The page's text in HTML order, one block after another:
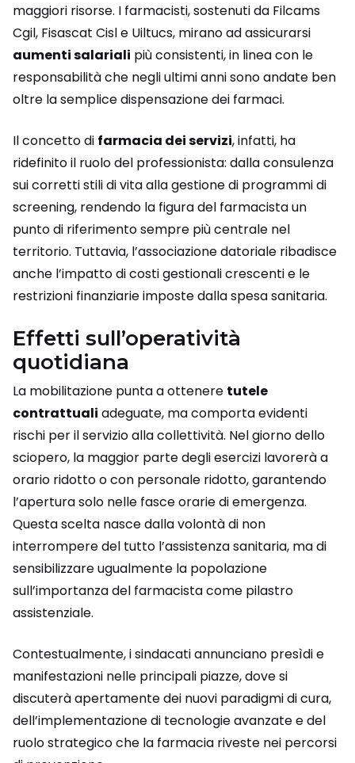
maggiori risorse. I farmacisti, sostenuti da Filcams
Cgil, Fisascat Cisl e Uiltucs, mirano ad assicurarsi
aumenti salariali più consistenti, in linea con le
responsabilità che negli ultimi anni sono andate ben
oltre la semplice dispensazione dei farmaci.
Il concetto di farmacia dei servizi, infatti, ha
ridefinito il ruolo del professionista: dalla consulenza
sui corretti stili di vita alla gestione di programmi di
screening, rendendo la figura del farmacista un
punto di riferimento sempre più centrale nel
territorio. Tuttavia, l’associazione datoriale ribadisce
anche l’impatto di costi gestionali crescenti e le
restrizioni finanziarie imposte dalla spesa sanitaria.
Effetti sull’operatività
quotidiana
La mobilitazione punta a ottenere tutele
contrattuali adeguate, ma comporta evidenti
rischi per il servizio alla collettività. Nel giorno dello
sciopero, la maggior parte degli esercizi lavorerà a
orario ridotto o con personale ridotto, garantendo
l’apertura solo nelle fasce orarie di emergenza.
Questa scelta nasce dalla volontà di non
interrompere del tutto l’assistenza sanitaria, ma di
sensibilizzare ugualmente la popolazione
sull’importanza del farmacista come pilastro
assistenziale.
Contestualmente, i sindacati annunciano presìdi e
manifestazioni nelle principali piazze, dove si
discuterà apertamente dei nuovi paradigmi di cura,
dell’implementazione di tecnologie avanzate e del
ruolo strategico che la farmacia riveste nei percorsi